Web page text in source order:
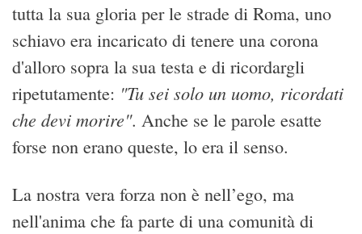
tutta la sua gloria per le strade di Roma, uno
schiavo era incaricato di tenere una corona
d'alloro sopra la sua testa e di ricordargli
ripetutamente: "Tu sei solo un uomo, ricordati
che devi morire". Anche se le parole esatte
forse non erano queste, lo era il senso.
La nostra vera forza non è nell’ego, ma
nell'anima che fa parte di una comunità di